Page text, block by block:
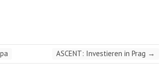
ASCENT: Investieren in Prag →